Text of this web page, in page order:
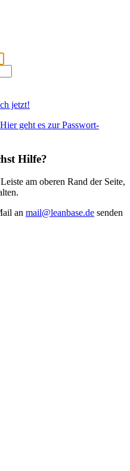
jetzt!
Hier geht es zur Passwort-
Hilfe?
am oberen Rand der Seite,
an mail@leanbase.de senden